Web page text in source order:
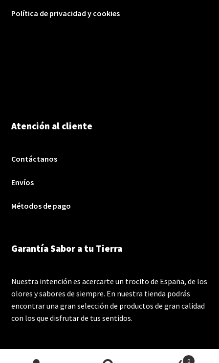
Política de privacidad y cookies
Atención al cliente
Contáctanos
Envíos
Métodos de pago
Garantía Sabor a tu Tierra
Nuestra intención es acercarte un trocito de España, de los
olores y sabores de siempre. En nuestra tienda podrás
encontrar una gran selección de productos de gran calidad
con los que disfrutar de tus sentidos.
0